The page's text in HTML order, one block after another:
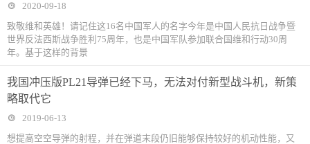
2020-09-18
致敬维和英雄！请记住这16名中国军人的名字今年是中国人民抗日战争暨
世界反法西斯战争胜利75周年，也是中国军队参加联合国维和行动30周
年。基于这样的背景
我国冲压版PL21导弹已经下马，无法对付新型战斗机，新策
略取代它
2019-06-13
想提高空空导弹的射程，并在弹道末段仍旧能够保持较好的机动性能，又